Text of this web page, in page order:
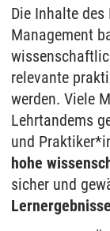
Die Inhalte
Management
relevante
werden. Viele
Lehrtandems
und
hohe
sicher und